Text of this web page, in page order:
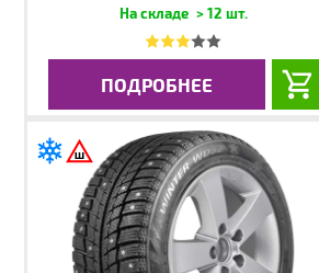
> 12 шт.
ПОДРОБНЕЕ